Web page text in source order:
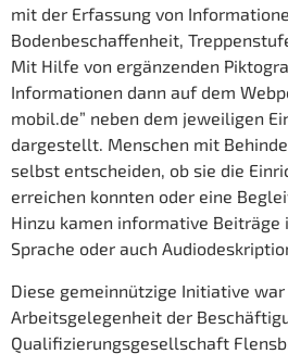
mit der Erfassung von
Bodenbeschaffenheit,
Mit Hilfe von ergänzenden
Informationen dann auf dem
mobil.de” neben dem jeweiligen
dargestellt. Menschen mit
selbst entscheiden, ob sie die
erreichen konnten oder eine
Hinzu kamen informative Beiträge
Sprache oder auch
Diese gemeinnützige Initiative war
Arbeitsgelegenheit der
Qualifizierungsgesellschaft